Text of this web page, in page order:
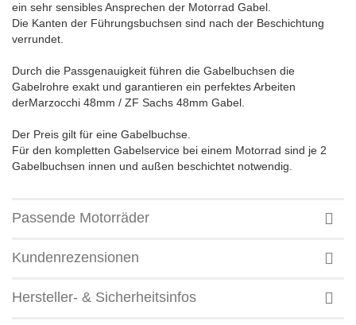
ein sehr sensibles Ansprechen der Motorrad Gabel.
Die Kanten der Führungsbuchsen sind nach der Beschichtung
verrundet.
Durch die Passgenauigkeit führen die Gabelbuchsen die
Gabelrohre exakt und garantieren ein perfektes Arbeiten
derMarzocchi 48mm / ZF Sachs 48mm Gabel.
Der Preis gilt für eine Gabelbuchse.
Für den kompletten Gabelservice bei einem Motorrad sind je 2
Gabelbuchsen innen und außen beschichtet notwendig.
Passende Motorräder
Kundenrezensionen
Hersteller- & Sicherheitsinfos